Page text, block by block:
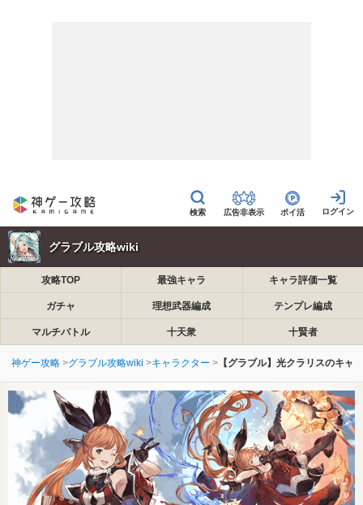
広告非表示 ポイ活
グラブル攻略wiki
攻略TOP 最強キャラ キャラ評価一覧
ガチャ 理想武器編成 テンプレ編成
マルチバトル 十天衆 十賢者
神ゲー攻略 グラブル攻略wiki キャラクター 【グラブル】光クラリスのキャ